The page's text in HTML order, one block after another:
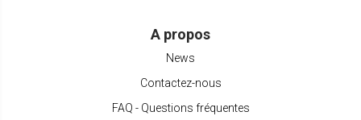
A propos
News
Contactez-nous
FAQ - Questions fréquentes